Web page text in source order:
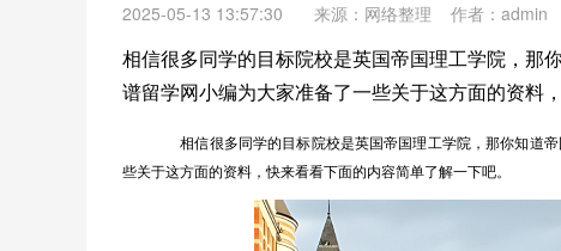
2025-05-13 13:57:30 来源：网络整理 作者：admin
相信很多同学的目标院校是英国帝国理工学院，那
谱留学网小编为大家准备了一些关于这方面的资料
相信很多同学的目标院校是英国帝国理工学院，那你知道帝
些关于这方面的资料，快来看看下面的内容简单了解一下吧。